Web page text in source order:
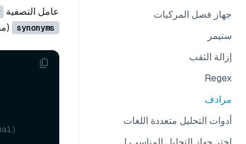
جهاز فصل المركبات
ستيمر
إزالة الثقب
Regex
مرادف
أدوات التحليل متعددة اللغات
عامل التصفية
synonyms